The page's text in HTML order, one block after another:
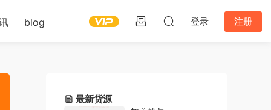
blog 登录 注册
最新货源